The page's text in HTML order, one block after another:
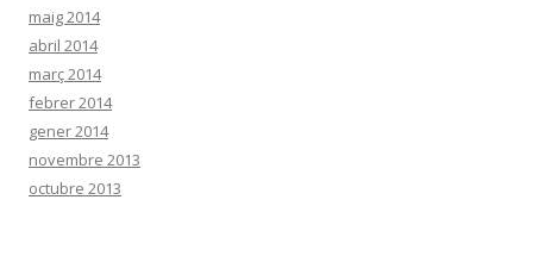
maig 2014
abril 2014
març 2014
febrer 2014
gener 2014
novembre 2013
octubre 2013